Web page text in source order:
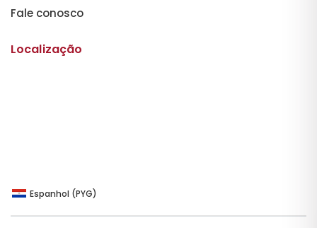
Fale conosco
Localização
Espanhol (PYG)